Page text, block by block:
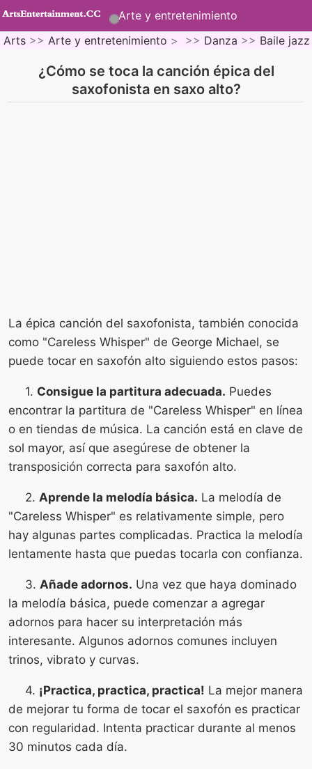
Arte y entretenimiento
Arts >> Arte y entretenimiento > >> Danza >> Baile jazz
¿Cómo se toca la canción épica del
saxofonista en saxo alto?
La épica canción del saxofonista, también conocida
como "Careless Whisper" de George Michael, se
puede tocar en saxofón alto siguiendo estos pasos:
1. Consigue la partitura adecuada. Puedes
encontrar la partitura de "Careless Whisper" en línea
o en tiendas de música. La canción está en clave de
sol mayor, así que asegúrese de obtener la
transposición correcta para saxofón alto.
2. Aprende la melodía básica. La melodía de
"Careless Whisper" es relativamente simple, pero
hay algunas partes complicadas. Practica la melodía
lentamente hasta que puedas tocarla con confianza.
3. Añade adornos. Una vez que haya dominado
la melodía básica, puede comenzar a agregar
adornos para hacer su interpretación más
interesante. Algunos adornos comunes incluyen
trinos, vibrato y curvas.
4. ¡Practica, practica, practica! La mejor manera
de mejorar tu forma de tocar el saxofón es practicar
con regularidad. Intenta practicar durante al menos
30 minutos cada día.